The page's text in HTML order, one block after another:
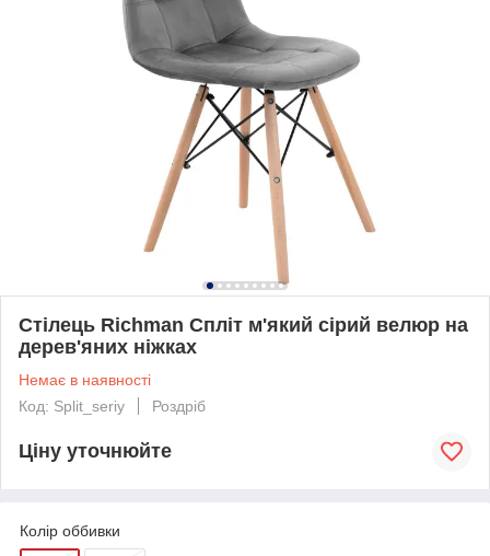
Стілець Richman Спліт м'який сірий велюр на
дерев'яних ніжках
Немає в наявності
Код: Split_seriy
Роздріб
Ціну уточнюйте
Колір оббивки